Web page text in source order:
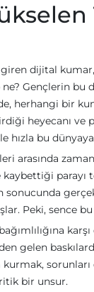
dijital
Gençlerin bu
herhangi bir
heyecanı ve
hızla bu
arasında
sonucunda
Peki, sence
gelen
bir unsur.